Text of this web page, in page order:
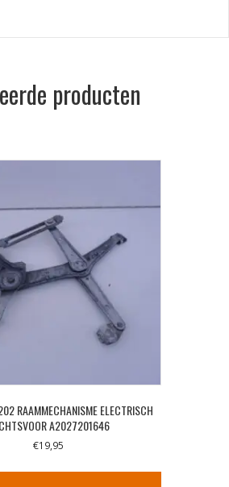
producten
RAAMMECHANISME ELECTRISCH
A2027201646
€19,95